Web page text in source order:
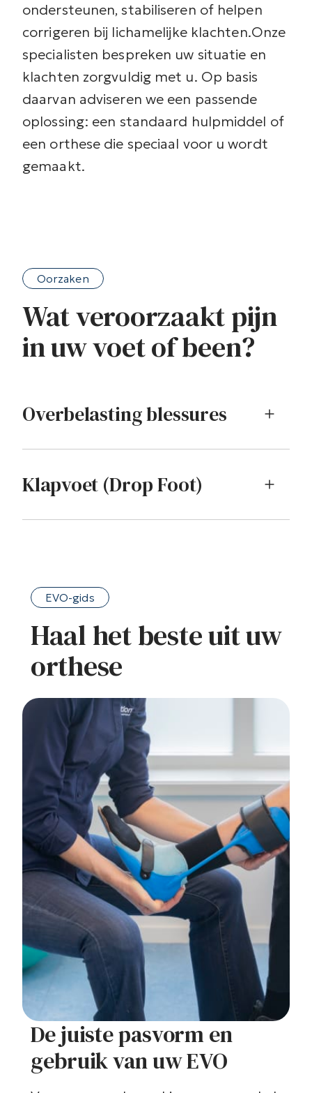
ondersteunen, stabiliseren of helpen
corrigeren bij lichamelijke klachten.Onze
specialisten bespreken uw situatie en
klachten zorgvuldig met u. Op basis
daarvan adviseren we een passende
oplossing: een standaard hulpmiddel of
een orthese die speciaal voor u wordt
gemaakt.
Oorzaken
Wat veroorzaakt pijn
in uw voet of been?
Overbelasting blessures
Klapvoet (Drop Foot)
EVO-gids
Haal het beste uit uw
orthese
De juiste pasvorm en
gebruik van uw EVO